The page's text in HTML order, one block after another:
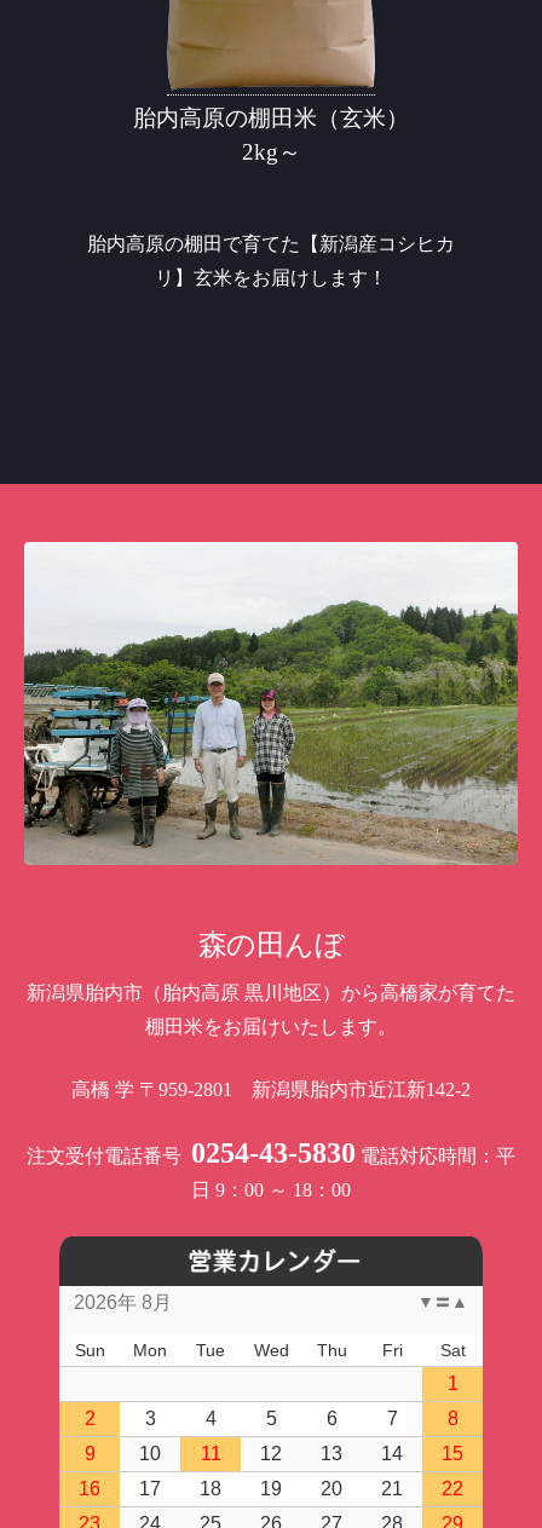
胎内高原の棚田米（玄米）
2kg～
胎内高原の棚田で育てた【新潟産コシヒカ
リ】玄米をお届けします！
森の田んぼ
新潟県胎内市（胎内高原 黒川地区）から高橋家が育てた
棚田米をお届けいたします。
高橋 学 〒959-2801 新潟県胎内市近江新142-2
注文受付電話番号 0254-43-5830 電話対応時間：平
日 9：00 ～ 18：00
▲
〓
▼
2026年 8月
Sun Mon Tue Wed Thu Fri Sat
1
2
3 4 5 6 7
8
9
10 11 12 13 14
15
16
17 18 19 20 21
22
23
24 25 26 27 28 29